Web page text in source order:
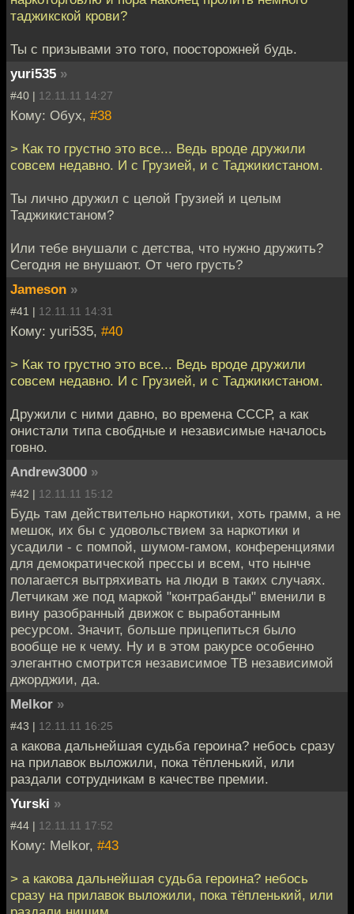
таджикской крови?
Ты с призывами это того, поосторожней будь.
yuri535 »
#40 | 12.11.11 14:27
Кому: Обух, #38
> Как то грустно это все... Ведь вроде дружили
совсем недавно. И с Грузией, и с Таджикистаном.
Ты лично дружил с целой Грузией и целым
Таджикистаном?
Или тебе внушали с детства, что нужно дружить?
Сегодня не внушают. От чего грусть?
Jameson »
#41 | 12.11.11 14:31
Кому: yuri535, #40
> Как то грустно это все... Ведь вроде дружили
совсем недавно. И с Грузией, и с Таджикистаном.
Дружили с ними давно, во времена СССР, а как
онистали типа свобдные и независимые началось
говно.
Andrew3000 »
#42 | 12.11.11 15:12
Будь там действительно наркотики, хоть грамм, а не
мешок, их бы с удовольствием за наркотики и
усадили - с помпой, шумом-гамом, конференциями
для демократической прессы и всем, что нынче
полагается вытряхивать на люди в таких случаях.
Летчикам же под маркой "контрабанды" вменили в
вину разобранный движок с выработанным
ресурсом. Значит, больше прицепиться было
вообще не к чему. Ну и в этом ракурсе особенно
элегантно смотрится независимое ТВ независимой
джорджии, да.
Melkor »
#43 | 12.11.11 16:25
а какова дальнейшая судьба героина? небось сразу
на прилавок выложили, пока тёпленький, или
раздали сотрудникам в качестве премии.
Yurski »
#44 | 12.11.11 17:52
Кому: Melkor, #43
> а какова дальнейшая судьба героина? небось
сразу на прилавок выложили, пока тёпленький, или